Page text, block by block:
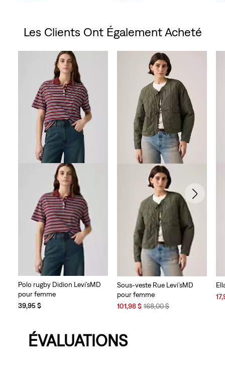
Les Clients Ont Également Acheté
Polo rugby Didion Levi’sMD
pour femme
39,95 $
Sous-veste Rue Levi’sMD
pour femme
Sale
101,98 $ Original
168,00 $
ÉVALUATIONS